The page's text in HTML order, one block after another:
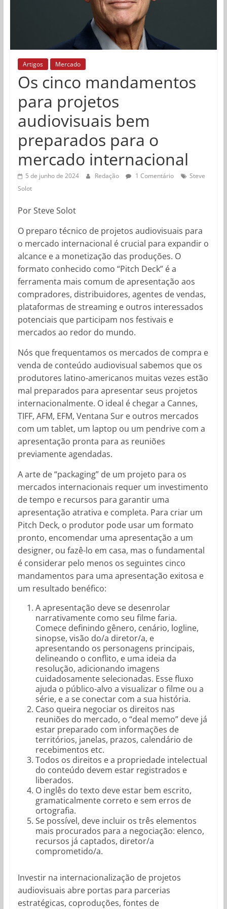
Artigos Mercado
Os cinco mandamentos
para projetos
audiovisuais bem
preparados para o
mercado internacional
5 de junho de 2024 Redação 1 Comentário
Steve
Solot
Por Steve Solot
O preparo técnico de projetos audiovisuais para
o mercado internacional é crucial para expandir o
alcance e a monetização das produções. O
formato conhecido como “Pitch Deck” é a
ferramenta mais comum de apresentação aos
compradores, distribuidores, agentes de vendas,
plataformas de streaming e outros interessados
potenciais que participam nos festivais e
mercados ao redor do mundo.
Nós que frequentamos os mercados de compra e
venda de conteúdo audiovisual sabemos que os
produtores latino-americanos muitas vezes estão
mal preparados para apresentar seus projetos
internacionalmente. O ideal é chegar a Cannes,
TIFF, AFM, EFM, Ventana Sur e outros mercados
com um tablet, um laptop ou um pendrive com a
apresentação pronta para as reuniões
previamente agendadas.
A arte de “packaging” de um projeto para os
mercados internacionais requer um investimento
de tempo e recursos para garantir uma
apresentação atrativa e completa. Para criar um
Pitch Deck, o produtor pode usar um formato
pronto, encomendar uma apresentação a um
designer, ou fazê-lo em casa, mas o fundamental
é considerar pelo menos os seguintes cinco
mandamentos para uma apresentação exitosa e
um resultado benéfico:
A apresentação deve se desenrolar
narrativamente como seu filme faria.
Comece definindo gênero, cenário, logline,
sinopse, visão do/a diretor/a, e
apresentando os personagens principais,
delineando o conflito, e uma ideia da
resolução, adicionando imagens
cuidadosamente selecionadas. Esse fluxo
ajuda o público-alvo a visualizar o filme ou a
série, e a se conectar com a sua história.
Caso queira negociar os direitos nas
reuniões do mercado, o “deal memo” deve já
estar preparado com informações de
territórios, janelas, prazos, calendário de
recebimentos etc.
Todos os direitos e a propriedade intelectual
do conteúdo devem estar registrados e
liberados.
O inglês do texto deve estar bem escrito,
gramaticalmente correto e sem erros de
ortografia.
Se possível, deve incluir os três elementos
mais procurados para a negociação: elenco,
recursos já captados, diretor/a
comprometido/a.
Investir na internacionalização de projetos
audiovisuais abre portas para parcerias
estratégicas, coproduções, fontes de